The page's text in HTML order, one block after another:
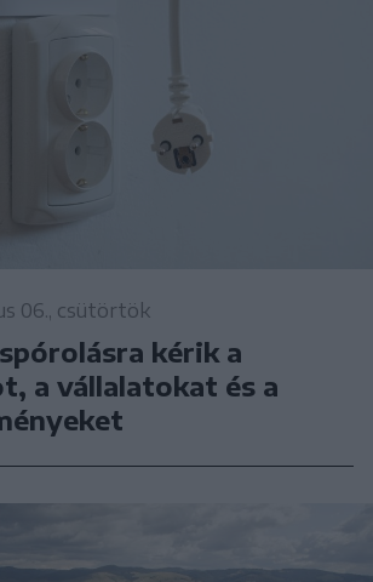
06., csütörtök
kérik a
a vállalatokat és a